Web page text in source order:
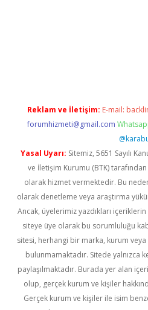
Reklam ve İletişim: E-mail:
forumhizmeti@gmail.com
Yasal Uyarı: Sitemiz, 5651 Sayılı
ve İletişim Kurumu (BTK) tarafından
olarak hizmet vermektedir. Bu
olarak denetleme veya araştırma
Ancak, üyelerimiz yazdıkları
siteye üye olarak bu sorumluluğu
sitesi, herhangi bir marka, kurum veya
bulunmamaktadır. Sitede yalnızca
paylaşılmaktadır. Burada yer alan
olup, gerçek kurum ve kişiler
Gerçek kurum ve kişiler ile isim